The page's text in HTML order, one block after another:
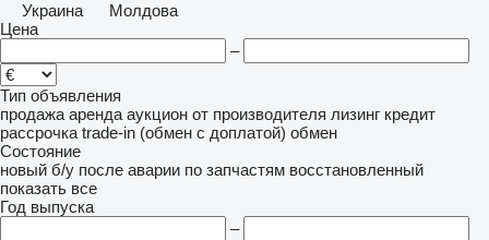
Украина
Молдова
Цена
–
Тип объявления
продажа аренда аукцион от производителя лизинг кредит
рассрочка trade-in (обмен с доплатой) обмен
Состояние
новый б/у после аварии по запчастям восстановленный
показать все
Год выпуска
–